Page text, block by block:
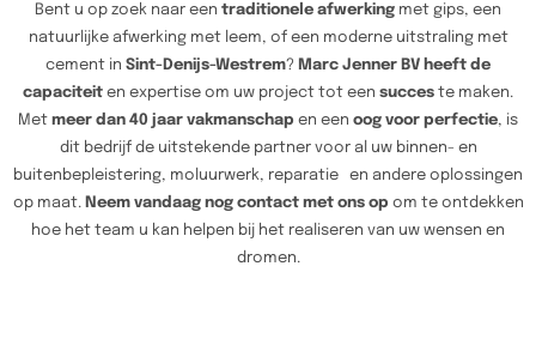
Bent u op zoek naar een traditionele afwerking met gips, een
natuurlijke afwerking met leem, of een moderne uitstraling met
cement in Sint-Denijs-Westrem? Marc Jenner BV heeft de
capaciteit en expertise om uw project tot een succes te maken.
Met meer dan 40 jaar vakmanschap en een oog voor perfectie, is
dit bedrijf de uitstekende partner voor al uw binnen- en
buitenbepleistering, moluurwerk, reparatie en andere oplossingen
op maat. Neem vandaag nog contact met ons op om te ontdekken
hoe het team u kan helpen bij het realiseren van uw wensen en
dromen.